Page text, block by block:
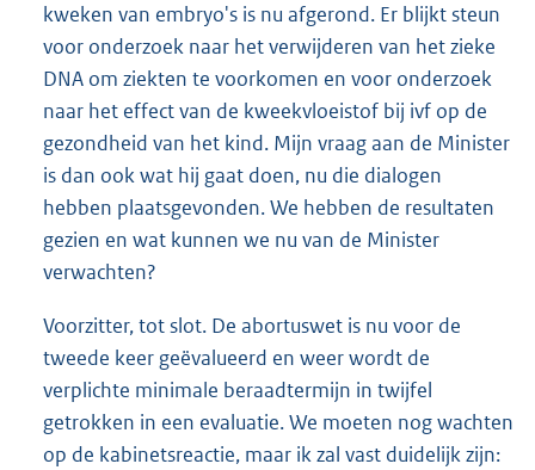
kweken van embryo's is nu afgerond. Er blijkt steun
voor onderzoek naar het verwijderen van het zieke
DNA om ziekten te voorkomen en voor onderzoek
naar het effect van de kweekvloeistof bij ivf op de
gezondheid van het kind. Mijn vraag aan de Minister
is dan ook wat hij gaat doen, nu die dialogen
hebben plaatsgevonden. We hebben de resultaten
gezien en wat kunnen we nu van de Minister
verwachten?
Voorzitter, tot slot. De abortuswet is nu voor de
tweede keer geëvalueerd en weer wordt de
verplichte minimale beraadtermijn in twijfel
getrokken in een evaluatie. We moeten nog wachten
op de kabinetsreactie, maar ik zal vast duidelijk zijn: